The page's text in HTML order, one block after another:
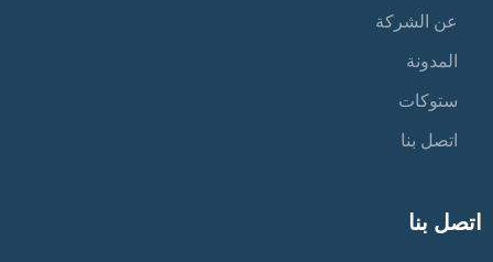
عن الشركة
المدونة
ستوكات
اتصل بنا
اتصل بنا